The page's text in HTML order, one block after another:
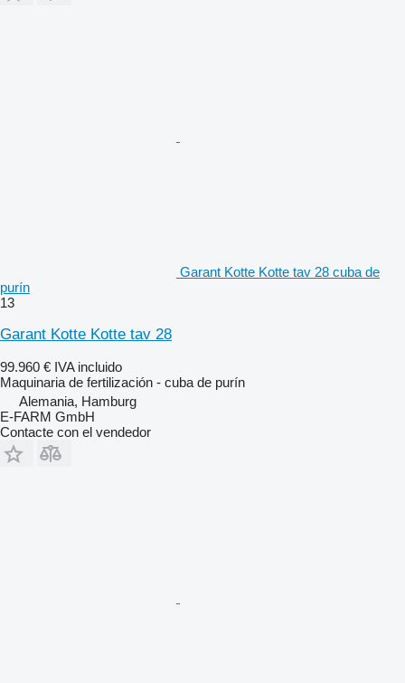
Garant Kotte Kotte tav 28 cuba de
purín
13
Garant Kotte Kotte tav 28
99.960 € IVA incluido
Maquinaria de fertilización - cuba de purín
Alemania, Hamburg
E-FARM GmbH
Contacte con el vendedor